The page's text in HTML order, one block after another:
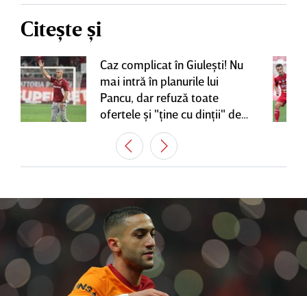
Citește și
Caz complicat în Giuleşti! Nu
mai intră în planurile lui
Pancu, dar refuză toate
ofertele şi "ţine cu dinţii" de
contractul cu Rapid